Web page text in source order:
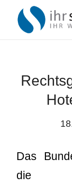
Das
die